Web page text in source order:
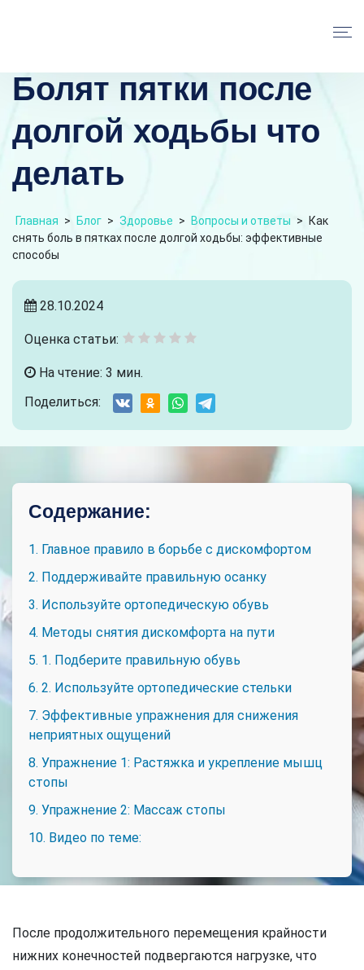
Болят пятки после
долгой ходьбы что
делать
Главная > Блог > Здоровье > Вопросы и ответы >
Как
снять боль в пятках после долгой ходьбы: эффективные
способы
28.10.2024
Оценка статьи:
На чтение: 3 мин.
Поделиться:
Содержание:
1. Главное правило в борьбе с дискомфортом
2. Поддерживайте правильную осанку
3. Используйте ортопедическую обувь
4. Методы снятия дискомфорта на пути
5. 1. Подберите правильную обувь
6. 2. Используйте ортопедические стельки
7. Эффективные упражнения для снижения
неприятных ощущений
8. Упражнение 1: Растяжка и укрепление мышц
стопы
9. Упражнение 2: Массаж стопы
10. Видео по теме:
После продолжительного перемещения крайности
нижних конечностей подвергаются нагрузке, что